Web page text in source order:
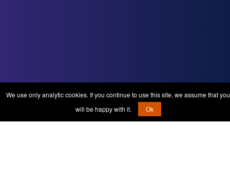
We use only analytic cookies. If you continue to use this site, we assume that you
will be happy with it.
Ok